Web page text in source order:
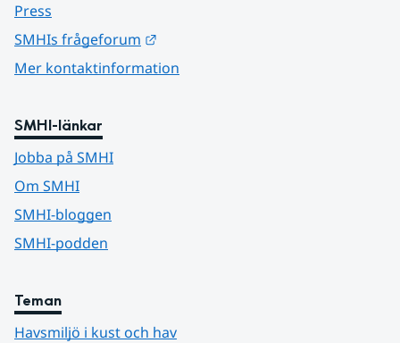
Press
SMHIs frågeforum
Mer kontaktinformation
SMHI-länkar
Jobba på SMHI
Om SMHI
SMHI-bloggen
SMHI-podden
Teman
Havsmiljö i kust och hav